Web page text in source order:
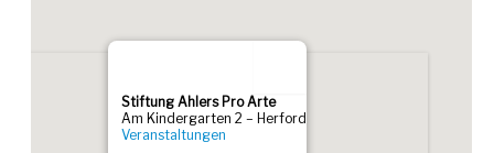
Stif­tung Ahlers Pro Arte
Am Kin­der­gar­ten 2 – Her­ford
Ver­an­stal­tun­gen